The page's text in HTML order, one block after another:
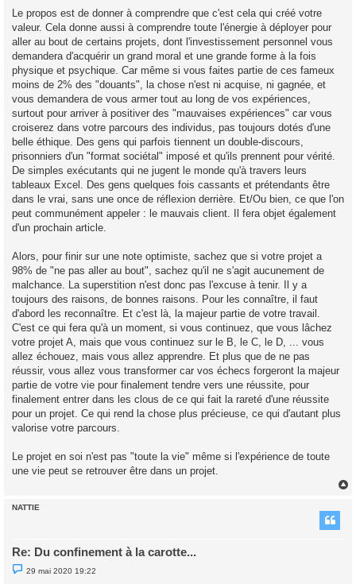
Le propos est de donner à comprendre que c'est cela qui créé votre
valeur. Cela donne aussi à comprendre toute l'énergie à déployer pour
aller au bout de certains projets, dont l'investissement personnel vous
demandera d'acquérir un grand moral et une grande forme à la fois
physique et psychique. Car même si vous faites partie de ces fameux
moins de 2% des "douants", la chose n'est ni acquise, ni gagnée, et
vous demandera de vous armer tout au long de vos expériences,
surtout pour arriver à positiver des "mauvaises expériences" car vous
croiserez dans votre parcours des individus, pas toujours dotés d'une
belle éthique. Des gens qui parfois tiennent un double-discours,
prisonniers d'un "format sociétal" imposé et qu'ils prennent pour vérité.
De simples exécutants qui ne jugent le monde qu'à travers leurs
tableaux Excel. Des gens quelques fois cassants et prétendants être
dans le vrai, sans une once de réflexion derrière. Et/Ou bien, ce que l'on
peut communément appeler : le mauvais client. Il fera objet également
d'un prochain article.
Alors, pour finir sur une note optimiste, sachez que si votre projet a
98% de "ne pas aller au bout", sachez qu'il ne s'agit aucunement de
malchance. La superstition n'est donc pas l'excuse à tenir. Il y a
toujours des raisons, de bonnes raisons. Pour les connaître, il faut
d'abord les reconnaître. Et c'est là, la majeur partie de votre travail.
C'est ce qui fera qu'à un moment, si vous continuez, que vous lâchez
votre projet A, mais que vous continuez sur le B, le C, le D, ... vous
allez échouez, mais vous allez apprendre. Et plus que de ne pas
réussir, vous allez vous transformer car vos échecs forgeront la majeur
partie de votre vie pour finalement tendre vers une réussite, pour
finalement entrer dans les clous de ce qui fait la rareté d'une réussite
pour un projet. Ce qui rend la chose plus précieuse, ce qui d'autant plus
valorise votre parcours.
Le projet en soi n'est pas "toute la vie" même si l'expérience de toute
une vie peut se retrouver être dans un projet.
NATTIE
Re: Du confinement à la carotte...
M
e
29 mai 2020 19:22